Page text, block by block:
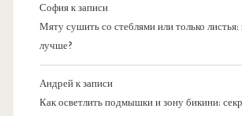
Софияк записи
Мяту сушить со стеблями или только листья:
лучше?
Андрейк записи
Как осветлить подмышки и зону бикини: